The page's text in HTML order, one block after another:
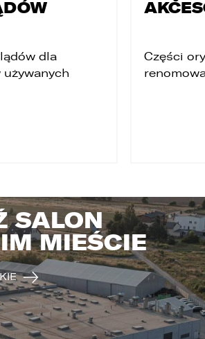
dla
Części
SALON
MIEŚCIE